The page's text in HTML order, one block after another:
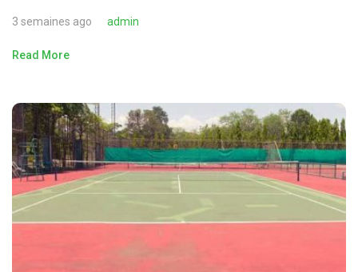
3 semaines ago admin
Read More